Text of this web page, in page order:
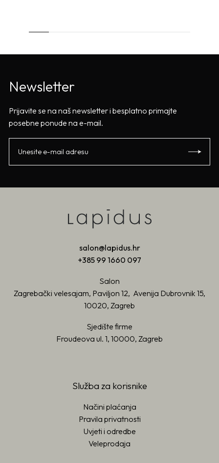
Newsletter
Prijavite se na naš newsletter i besplatno primajte
posebne ponude na e-mail.
salon@lapidus.hr
+385 99 1660 097
Salon
Zagrebački velesajam, Paviljon 12, Avenija Dubrovnik 15,
10020, Zagreb
Sjedište firme
Froudeova ul. 1, 10000, Zagreb
Služba za korisnike
Načini plaćanja
Pravila privatnosti
Uvjeti i odredbe
Veleprodaja